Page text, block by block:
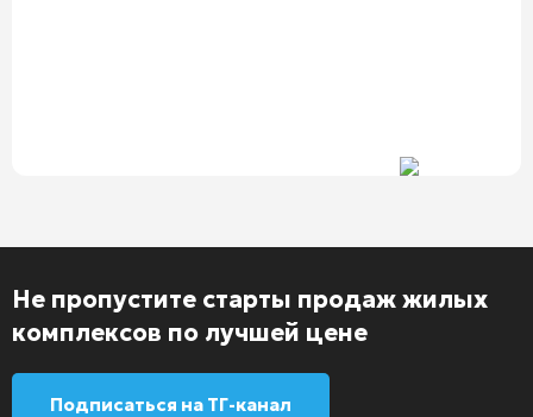
Не пропустите старты продаж жилых
комплексов по лучшей цене
Подписаться на ТГ-канал